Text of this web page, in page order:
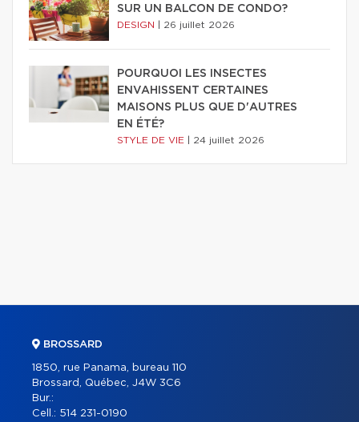
SUR UN BALCON DE CONDO?
DESIGN 26 juillet 2026
POURQUOI LES INSECTES
ENVAHISSENT CERTAINES
MAISONS PLUS QUE D'AUTRES
EN ÉTÉ?
STYLE DE VIE 24 juillet 2026
BROSSARD
1850, rue Panama, bureau 110
Brossard, Québec, J4W 3C6
Bur.:
Cell.: 514 231-0190